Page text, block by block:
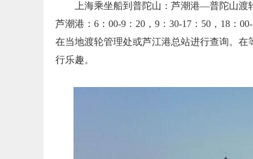
上海乘坐船到普陀山：芦潮港—普陀山渡
芦潮港：6：00-9：20，9：30-17：50，18：
在当地渡轮管理处或芦江港总站进行查询。
行乐趣。